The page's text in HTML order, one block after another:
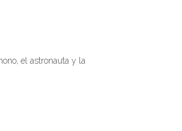
el astronauta y la